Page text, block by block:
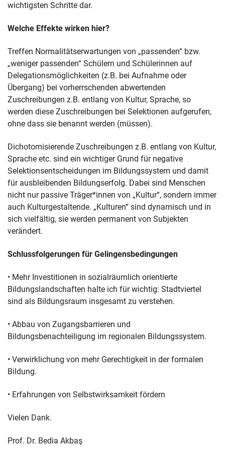
wichtigsten Schritte dar.
Welche Effekte wirken hier?
Treffen Normalitätserwartungen von „passenden“ bzw.
„weniger passenden“ Schülern und Schülerinnen auf
Delegationsmöglichkeiten (z.B. bei Aufnahme oder
Übergang) bei vorherrschenden abwertenden
Zuschreibungen z.B. entlang von Kultur, Sprache, so
werden diese Zuschreibungen bei Selektionen aufgerufen,
ohne dass sie benannt werden (müssen).
Dichotomisierende Zuschreibungen z.B. entlang von Kultur,
Sprache etc. sind ein wichtiger Grund für negative
Selektionsentscheidungen im Bildungssystem und damit
für ausbleibenden Bildungserfolg. Dabei sind Menschen
nicht nur passive Träger*innen von „Kultur“, sondern immer
auch Kulturgestaltende. „Kulturen“ sind dynamisch und in
sich vielfältig, sie werden permanent von Subjekten
verändert.
Schlussfolgerungen für Gelingensbedingungen
• Mehr Investitionen in sozialräumlich orientierte
Bildungslandschaften halte ich für wichtig: Stadtviertel
sind als Bildungsraum insgesamt zu verstehen.
• Abbau von Zugangsbarrieren und
Bildungsbenachteiligung im regionalen Bildungssystem.
• Verwirklichung von mehr Gerechtigkeit in der formalen
Bildung.
• Erfahrungen von Selbstwirksamkeit fördern
Vielen Dank.
Prof. Dr. Bedia Akbaş